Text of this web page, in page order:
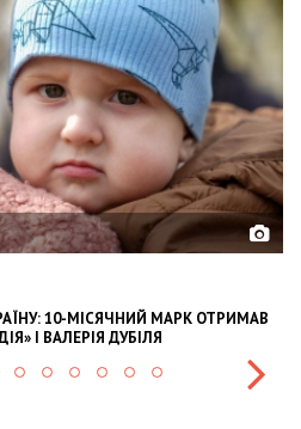
02.02.2026
OLEKSII ABASOV: HOW UKRAINIAN
INTERNATIONAL INVESTMENTS AND